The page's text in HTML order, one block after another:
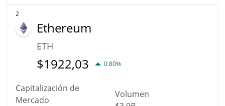
2
Ethereum
ETH
$1922,03 0.80%
Capitalización de
Mercado
Volumen